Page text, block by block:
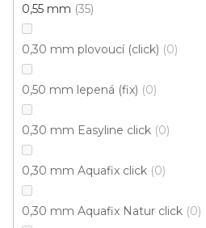
0,55 mm 35
0,30 mm plovoucí (click) 0
0,50 mm lepená (fix) 0
0,30 mm Easyline click 0
0,30 mm Aquafix click 0
0,30 mm Aquafix Natur click 0
Vinylová podlaha MODULEO
Oak 24932
Skladem externě,
579 Kč/ m2